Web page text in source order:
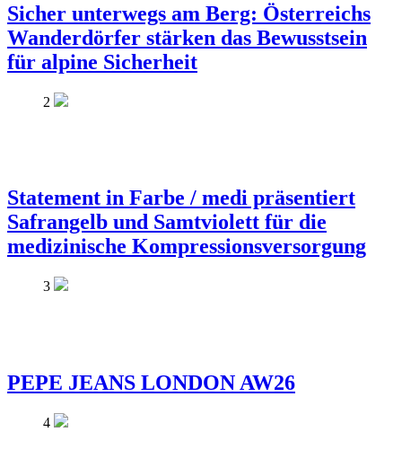
Sicher unterwegs am Berg: Österreichs
Wanderdörfer stärken das Bewusstsein
für alpine Sicherheit
2
Statement in Farbe / medi präsentiert
Safrangelb und Samtviolett für die
medizinische Kompressionsversorgung
3
PEPE JEANS LONDON AW26
4